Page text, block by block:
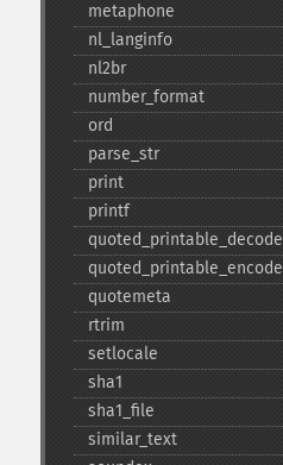
metaphone
nl_​langinfo
nl2br
number_​format
ord
parse_​str
print
printf
quoted_​printable_​decode
quoted_​printable_​encode
quotemeta
rtrim
setlocale
sha1
sha1_​file
similar_​text